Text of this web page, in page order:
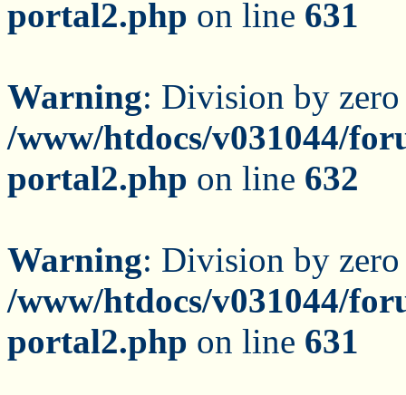
portal2.php on line 631
Warning: Division by
/www/htdocs/v031044/
portal2.php on line 632
Warning: Division by
/www/htdocs/v031044/
portal2.php on line 631